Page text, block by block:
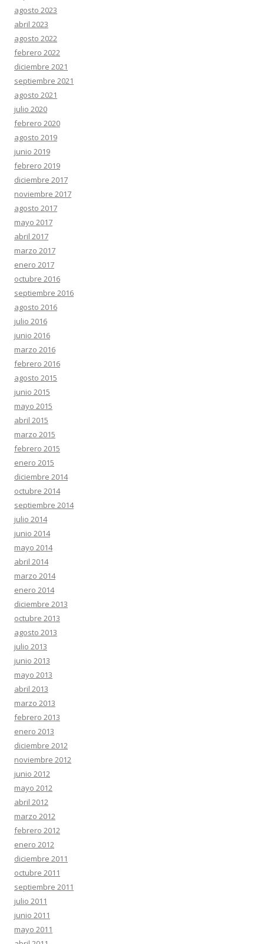
agosto 2023
abril 2023
agosto 2022
febrero 2022
diciembre 2021
septiembre 2021
agosto 2021
julio 2020
febrero 2020
agosto 2019
junio 2019
febrero 2019
diciembre 2017
noviembre 2017
agosto 2017
mayo 2017
abril 2017
marzo 2017
enero 2017
octubre 2016
septiembre 2016
agosto 2016
julio 2016
junio 2016
marzo 2016
febrero 2016
agosto 2015
junio 2015
mayo 2015
abril 2015
marzo 2015
febrero 2015
enero 2015
diciembre 2014
octubre 2014
septiembre 2014
julio 2014
junio 2014
mayo 2014
abril 2014
marzo 2014
enero 2014
diciembre 2013
octubre 2013
agosto 2013
julio 2013
junio 2013
mayo 2013
abril 2013
marzo 2013
febrero 2013
enero 2013
diciembre 2012
noviembre 2012
junio 2012
mayo 2012
abril 2012
marzo 2012
febrero 2012
enero 2012
diciembre 2011
octubre 2011
septiembre 2011
julio 2011
junio 2011
mayo 2011